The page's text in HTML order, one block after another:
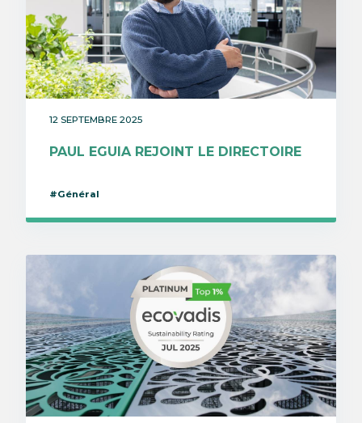
12 SEPTEMBRE 2025
PAUL EGUIA REJOINT LE DIRECTOIRE
#Général